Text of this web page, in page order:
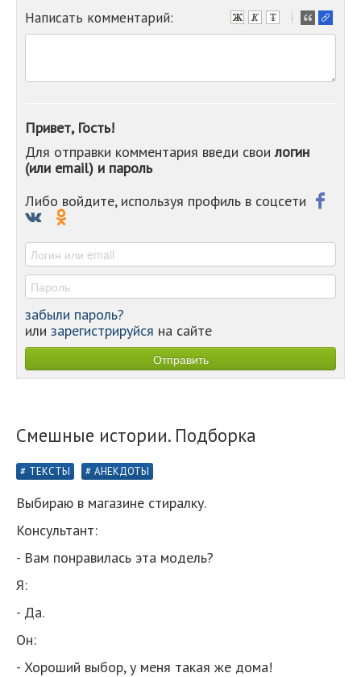
Написать комментарий:
-
-
-
-
-
Привет, Гость!
Для отправки комментария введи своилогин
(или email) и пароль
Либо войдите, используя профиль в соцсети
забыли пароль?
или зарегистрируйся на сайте
Смешные истории. Подборка
ТЕКСТЫ АНЕКДОТЫ
Выбираю в магазине стиралку.
Консультант:
- Вам понравилась эта модель?
Я:
- Да.
Он:
- Хороший выбор, у меня такая же дома!